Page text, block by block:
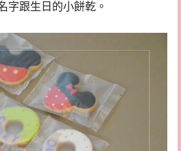
字跟生日的小餅乾。